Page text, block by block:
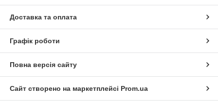
Доставка та оплата
Графік роботи
Повна версія сайту
Сайт створено на маркетплейсі Prom.ua